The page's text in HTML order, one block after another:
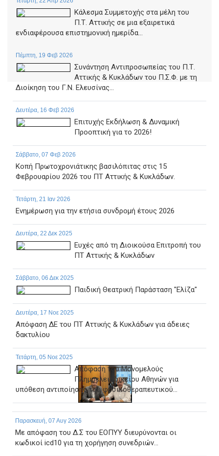
Κάλεσμα Συμμετοχής στα μέλη του
Π.Τ. Αττικής σε μια εξαιρετικά
ενδιαφέρουσα επιστημονική ημερίδα...
Πέμπτη, 19 Φεβ 2026
Συνάντηση Αντιπροσωπείας του Π.Τ.
Αττικής & Κυκλάδων του Π.Σ.Φ. με τη
Διοίκηση του Γ.Ν. Ελευσίνας...
Δευτέρα, 16 Φεβ 2026
Επιτυχής Εκδήλωση & Δυναμική
Προοπτική για το 2026!
Σάββατο, 07 Φεβ 2026
Κοπή Πρωτοχρονιάτικης βασιλόπιτας στις 15
Φεβρουαρίου 2026 του ΠΤ Αττικής & Κυκλάδων.
Τετάρτη, 21 Ιαν 2026
Ενημέρωση για την ετήσια συνδρομή έτους 2026
Δευτέρα, 22 Δεκ 2025
Ευχές από τη Διοικούσα Επιτροπή του
ΠΤ Αττικής & Κυκλάδων
Σάββατο, 06 Δεκ 2025
Παιδική Θεατρική Παράσταση "Ελίζα"
Δευτέρα, 17 Νοε 2025
Απόφαση ΔΕ του ΠΤ Αττικής & Κυκλάδων για άδειες
δακτυλίου
Τετάρτη, 05 Νοε 2025
Απόφαση του Μονομελούς
Πλημμελειοδικείου Αθηνών για
υπόθεση αντιποίησης του φυσικοθεραπευτικού...
Παρασκευή, 07 Αυγ 2026
Με απόφαση του Δ.Σ του ΕΟΠΥΥ διευρύνονται οι
κωδικοί icd10 για τη χορήγηση συνεδριών...